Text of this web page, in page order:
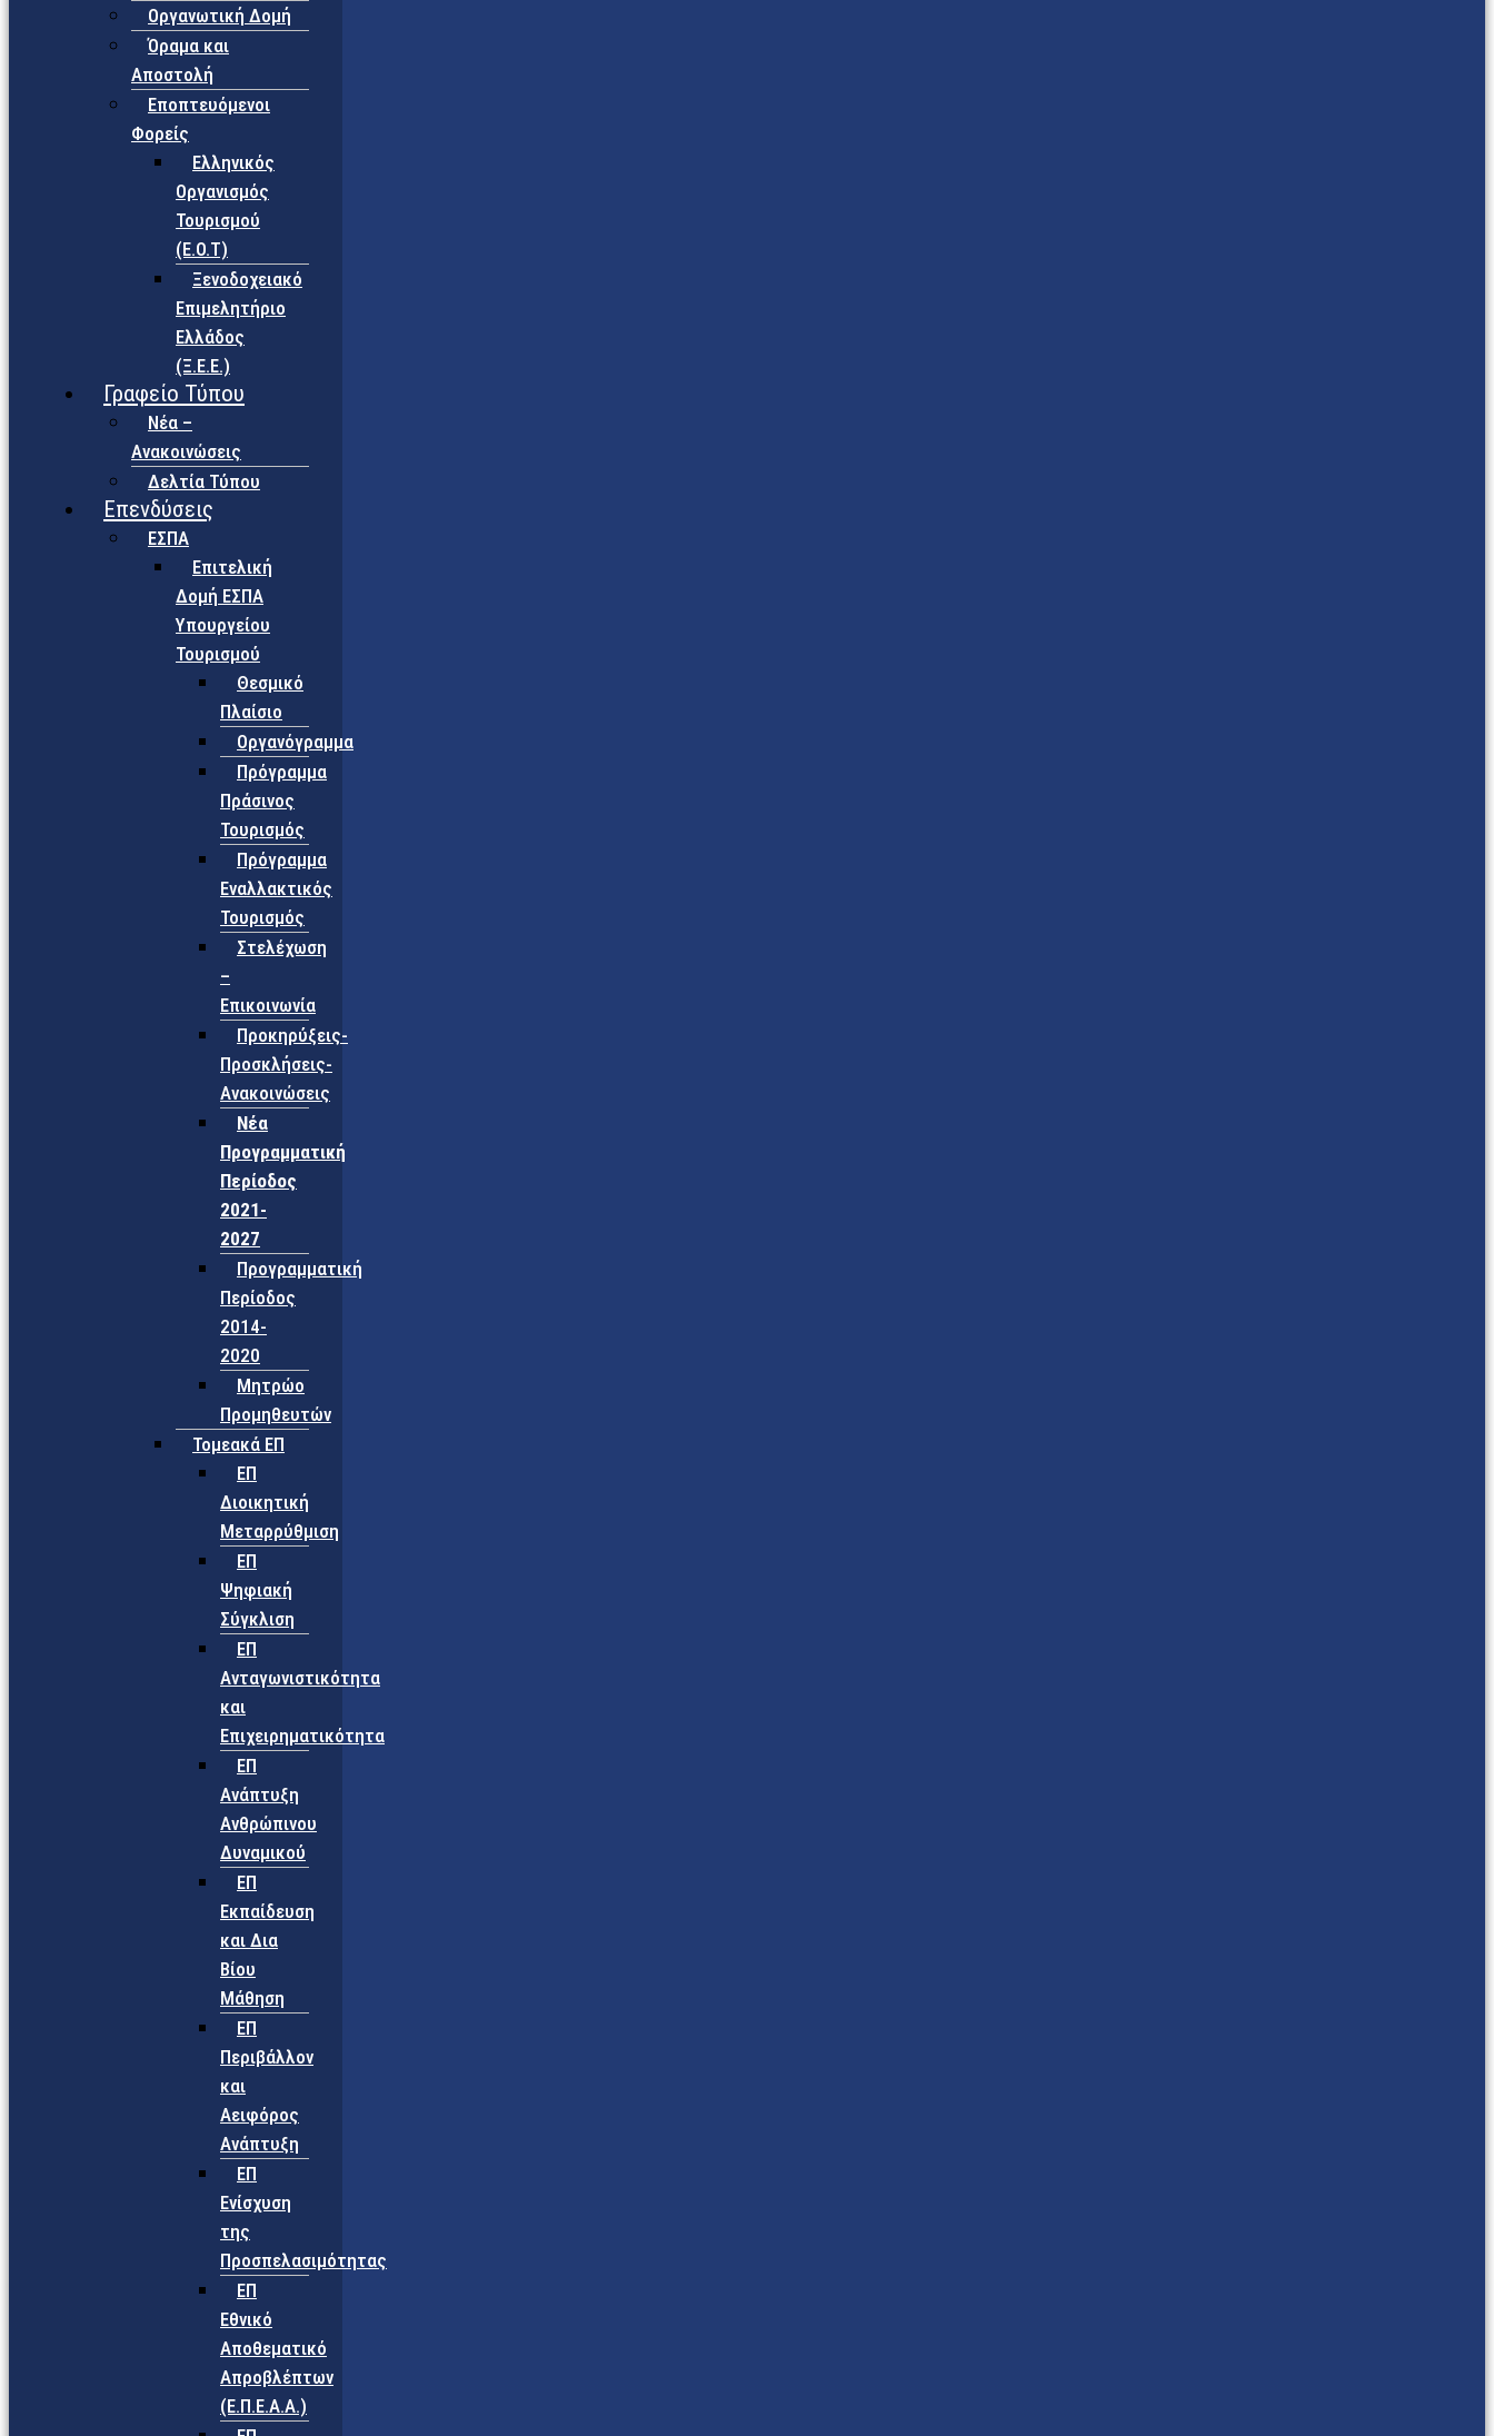
Οργανωτική Δομή
Όραμα και
Αποστολή
Εποπτευόμενοι
Φορείς
Eλληνικός
Οργανισμός
Τουρισμού
(Ε.Ο.Τ)
Ξενοδοχειακό
Επιμελητήριο
Ελλάδος
(Ξ.Ε.Ε.)
Γραφείο Τύπου
Νέα –
Ανακοινώσεις
Δελτία Τύπου
Επενδύσεις
ΕΣΠΑ
Επιτελική
Δομή ΕΣΠΑ
Υπουργείου
Τουρισμού
Θεσμικό
Πλαίσιο
Οργανόγραμμα
Πρόγραμμα
Πράσινος
Τουρισμός
Πρόγραμμα
Εναλλακτικός
Τουρισμός
Στελέχωση
–
Επικοινωνία
Προκηρύξεις-
Προσκλήσεις-
Ανακοινώσεις
Νέα
Προγραμματική
Περίοδος
2021-
2027
Προγραμματική
Περίοδος
2014-
2020
Μητρώο
Προμηθευτών
Τομεακά ΕΠ
ΕΠ
Διοικητική
Μεταρρύθμιση
ΕΠ
Ψηφιακή
Σύγκλιση
ΕΠ
Ανταγωνιστικότητα
και
Επιχειρηματικότητα
ΕΠ
Ανάπτυξη
Ανθρώπινου
Δυναμικού
ΕΠ
Εκπαίδευση
και Δια
Βίου
Μάθηση
ΕΠ
Περιβάλλον
και
Αειφόρος
Ανάπτυξη
ΕΠ
Ενίσχυση
της
Προσπελασιμότητας
ΕΠ
Εθνικό
Αποθεματικό
Απροβλέπτων
(Ε.Π.Ε.Α.Α.)